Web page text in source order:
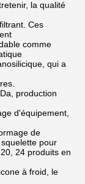
la qualité
Ces
comme
qui a
production
d'équipement,
de
pour
24 produits en
à froid, le